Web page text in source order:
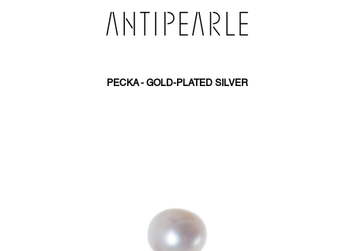
PECKA - GOLD-PLATED SILVER